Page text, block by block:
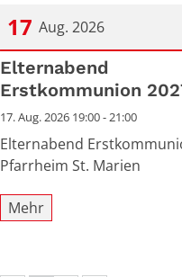
17 Aug. 2026
Datum: 17. August 2026
Elternabend
Erstkommunion
17. Aug. 2026 19:00 - 21:00
Elternabend
Pfarrheim St. Marien
Mehr